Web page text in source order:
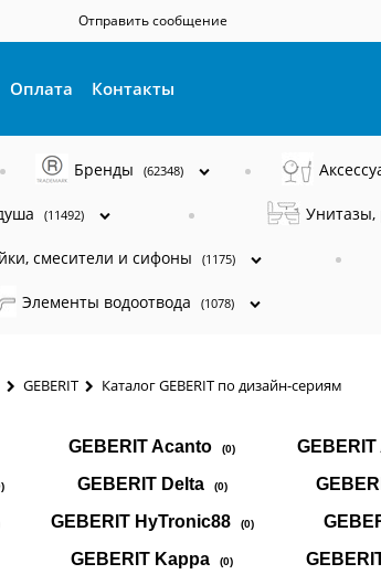
Отправить сообщение
Оплата Контакты
Бренды (62348)
(11492) Унитазы,
смесители и сифоны (1175)
Элементы водоотвода (1078)
GEBERIT Каталог GEBERIT по дизайн-сериям
GEBERIT Acanto (0)
GEBERIT Delta (0)
GEBERIT HyTronic88 (0)
GEBERIT Kappa (0)